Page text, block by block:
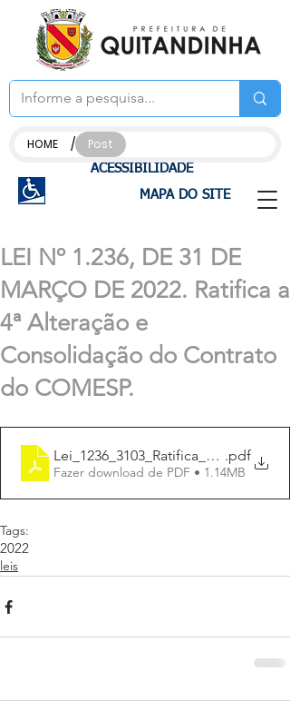
ACESSIBILIDADE
MAPA DO SITE
HOME / Post
LEI Nº 1.236, DE 31 DE
MARÇO DE 2022. Ratifica a
4ª Alteração e
Consolidação do Contrato
do COMESP.
Lei_1236_3103_Ratifica_COMESP
.pdf
Fazer download de PDF • 1.14MB
Tags:
2022
leis